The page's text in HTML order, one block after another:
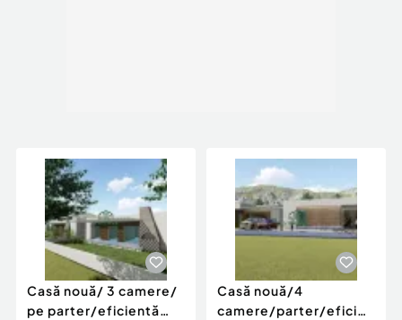
Casă nouă/ 3 camere/
pe parter/eficientă
Casă nouă/4
camere/parter/eficientă